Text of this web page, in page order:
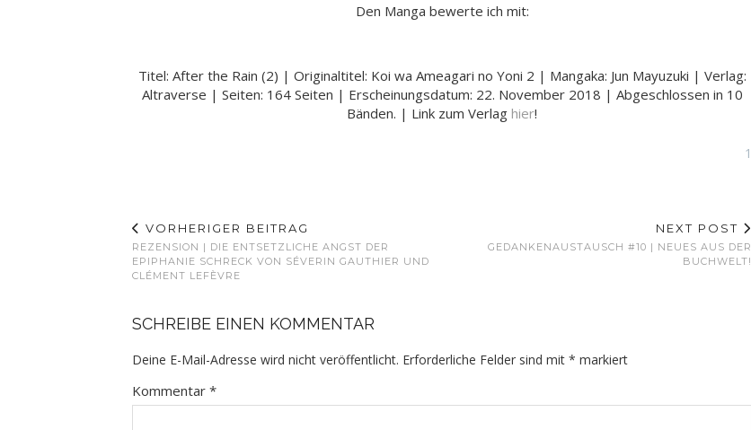
Den Manga bewerte ich mit:
Titel: After the Rain (2) | Originaltitel: Koi wa Ameagari no Yoni 2 | Mangaka: Jun Mayuzuki | Verlag:
Altraverse | Seiten: 164 Seiten | Erscheinungsdatum: 22. November 2018 | Abgeschlossen in 10
Bänden. | Link zum Verlag hier!
1
VORHERIGER BEITRAG
REZENSION | DIE ENTSETZLICHE ANGST DER
EPIPHANIE SCHRECK VON SÉVERIN GAUTHIER UND
CLÉMENT LEFÈVRE
NEXT POST
GEDANKENAUSTAUSCH #10 | NEUES AUS DER
BUCHWELT!
SCHREIBE EINEN KOMMENTAR
Deine E-Mail-Adresse wird nicht veröffentlicht. Erforderliche Felder sind mit * markiert
Kommentar *